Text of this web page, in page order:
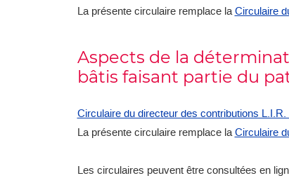
La présente circulaire remplace laCirculaire
Aspects de la
bâtis faisant partie du
Circulaire du directeur des contributions
La présente circulaire remplace laCirculaire
Les circulaires peuvent être consultées en